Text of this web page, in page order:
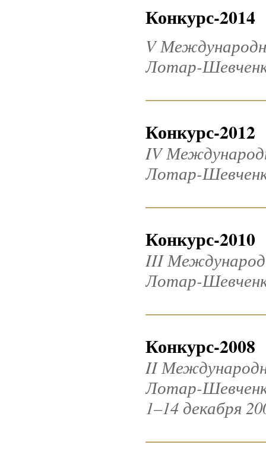
Конкурс-2014
V
Лотар-
Конкурс-2012
IV
Лотар-
Конкурс-2010
III
Лотар-
Конкурс-2008
II
Лотар-
1–14 декабря